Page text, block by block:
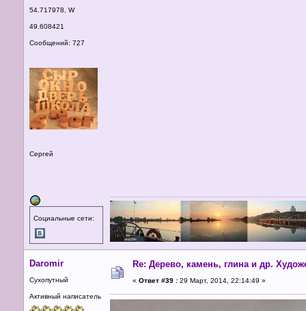
54.717978, W
49.608421
Сообщений: 727
Сергей
Социальные сети:
Daromir
Сухопутный
Активный написатель
Re: Дерево, камень, глина и др.
« Ответ #39 : 29 Март, 2014, 22:14:49 »